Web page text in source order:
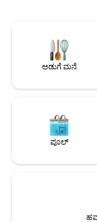
ಯುನಿಟ್ ಲಾಂಡ್ರಿಯಲ್ಲಿ ಅಂತಿಮ ಬೆಲೆಯಲ್ಲಿ 18.5% ರ
GET & TAT ತೆರಿಗೆ ಮೊತ್ತವನ್ನು
ಅಡುಗೆ ಮನೆ
ಪೂಲ್